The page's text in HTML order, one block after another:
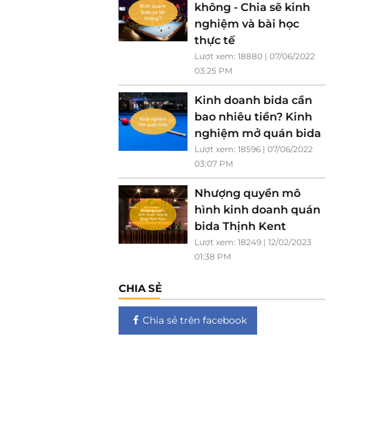
không - Chia sẽ kinh
nghiệm và bài học
thực tế
Lượt xem: 18880 | 07/06/2022
03:25 PM
Kinh doanh bida cần
bao nhiêu tiền? Kinh
nghiệm mở quán bida
Lượt xem: 18596 | 07/06/2022
03:07 PM
Nhượng quyền mô
hình kinh doanh quán
bida Thịnh Kent
Lượt xem: 18249 | 12/02/2023
01:38 PM
CHIA SẺ
Chia sẻ trên facebook